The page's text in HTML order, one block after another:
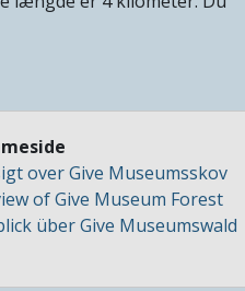
over Give Museumsskov
of Give Museum Forest
über Give Museumswald